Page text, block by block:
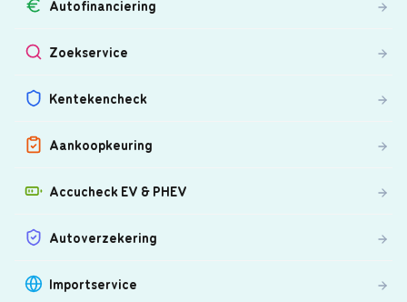
Autofinanciering
Zoekservice
Kentekencheck
Aankoopkeuring
Accucheck EV & PHEV
Autoverzekering
Importservice